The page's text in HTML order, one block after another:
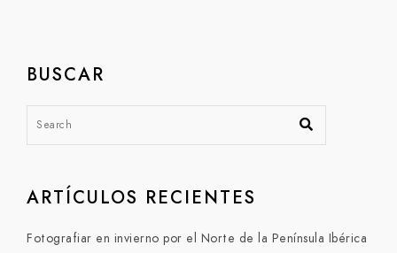
BUSCAR
ARTÍCULOS RECIENTES
Fotografiar en invierno por el Norte de la Península Ibérica